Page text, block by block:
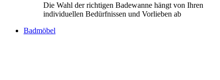
Die Wahl der richtigen Badewanne hängt von Ihren
individuellen Bedürfnissen und Vorlieben ab
Badmöbel